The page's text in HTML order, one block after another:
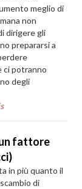
meglio di
non
dirigere gli
prepararsi a
ci potranno
degli
fattore
in più quanto il
di